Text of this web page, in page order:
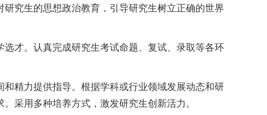
究生的思想政治教育，引导研究生树立正确的世界
才。认真完成研究生考试命题、复试、录取等各环
精力提供指导。根据学科或行业领域发展动态和研
采用多种培养方式，激发研究生创新活力。